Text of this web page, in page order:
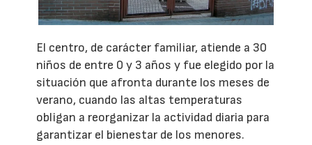
El centro, de carácter familiar, atiende a 30
niños de entre 0 y 3 años y fue elegido por la
situación que afronta durante los meses de
verano, cuando las altas temperaturas
obligan a reorganizar la actividad diaria para
garantizar el bienestar de los menores.